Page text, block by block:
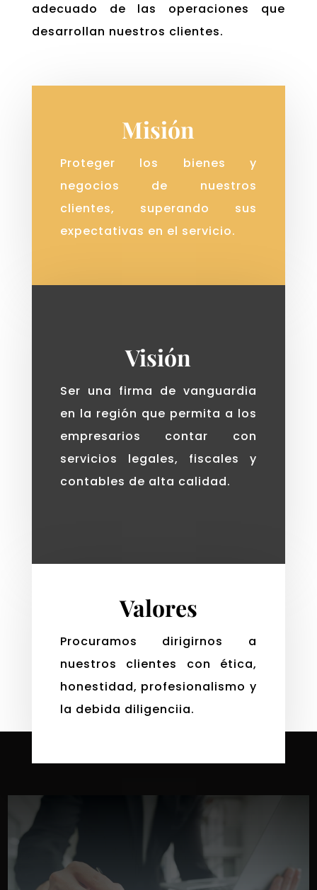
adecuado de las operaciones que
desarrollan nuestros clientes.
Misión
Proteger los bienes y
negocios de nuestros
clientes, superando sus
expectativas en el servicio.
Visión
Ser una firma de vanguardia
en la región que permita a los
empresarios contar con
servicios legales, fiscales y
contables de alta calidad.
Valores
Procuramos dirigirnos a
nuestros clientes con ética,
honestidad, profesionalismo y
la debida diligenciia.